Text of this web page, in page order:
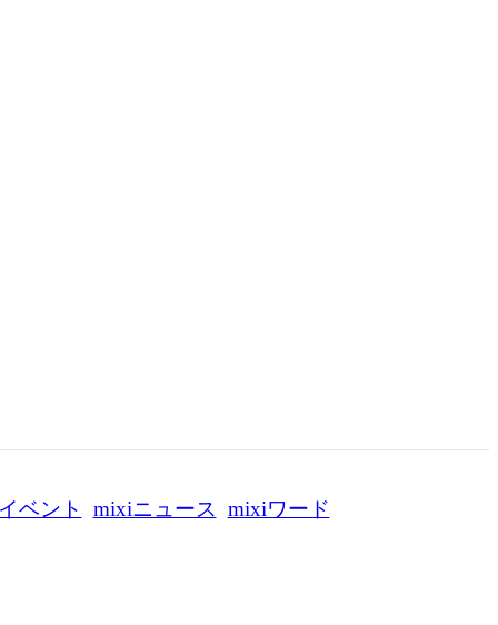
イベント mixiニュース mixiワード